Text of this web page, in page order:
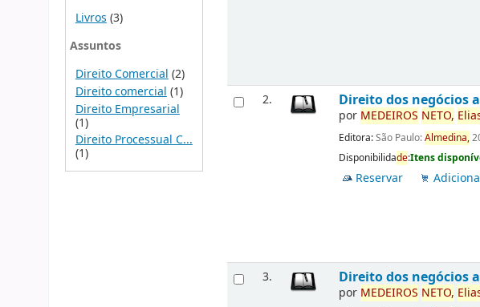
Livros (3)
Assuntos
Direito Comercial (2)
Direito comercial (1)
Direito Empresarial
(1)
Direito Processual C...
(1)
2. Direito dos negócios
por MEDEIROS NETO,
Editora:São Paulo:Almedina,
Disponibilidade:Itens
Reservar
3. Direito dos negócios
por MEDEIROS NETO,